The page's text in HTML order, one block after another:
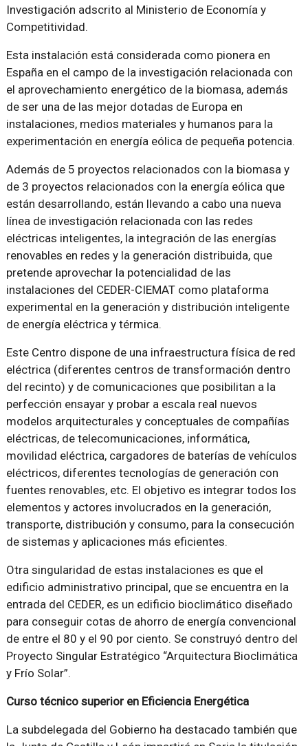
Investigación adscrito al Ministerio de Economía y
Competitividad.
Esta instalación está considerada como pionera en
España en el campo de la investigación relacionada con
el aprovechamiento energético de la biomasa, además
de ser una de las mejor dotadas de Europa en
instalaciones, medios materiales y humanos para la
experimentación en energía eólica de pequeña potencia.
Además de 5 proyectos relacionados con la biomasa y
de 3 proyectos relacionados con la energía eólica que
están desarrollando, están llevando a cabo una nueva
línea de investigación relacionada con las redes
eléctricas inteligentes, la integración de las energías
renovables en redes y la generación distribuida, que
pretende aprovechar la potencialidad de las
instalaciones del CEDER-CIEMAT como plataforma
experimental en la generación y distribución inteligente
de energía eléctrica y térmica.
Este Centro dispone de una infraestructura física de red
eléctrica (diferentes centros de transformación dentro
del recinto) y de comunicaciones que posibilitan a la
perfección ensayar y probar a escala real nuevos
modelos arquitecturales y conceptuales de compañías
eléctricas, de telecomunicaciones, informática,
movilidad eléctrica, cargadores de baterías de vehículos
eléctricos, diferentes tecnologías de generación con
fuentes renovables, etc. El objetivo es integrar todos los
elementos y actores involucrados en la generación,
transporte, distribución y consumo, para la consecución
de sistemas y aplicaciones más eficientes.
Otra singularidad de estas instalaciones es que el
edificio administrativo principal, que se encuentra en la
entrada del CEDER, es un edificio bioclimático diseñado
para conseguir cotas de ahorro de energía convencional
de entre el 80 y el 90 por ciento. Se construyó dentro del
Proyecto Singular Estratégico “Arquitectura Bioclimática
y Frío Solar”.
Curso técnico superior en Eficiencia Energética
La subdelegada del Gobierno ha destacado también que